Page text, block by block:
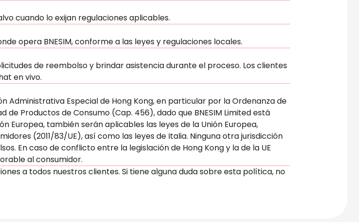
cuando lo exijan regulaciones aplicables.
opera BNESIM, conforme a las leyes y regulaciones locales.
de reembolso y brindar asistencia durante el proceso. Los clientes
en vivo.
Administrativa Especial de Hong Kong, en particular por la Ordenanza de
Productos de Consumo (Cap. 456), dado que BNESIM Limited está
Europea, también serán aplicables las leyes de la Unión Europea,
(2011/83/UE), así como las leyes de Italia. Ninguna otra jurisdicción
En caso de conflicto entre la legislación de Hong Kong y la de la UE
al consumidor.
a todos nuestros clientes. Si tiene alguna duda sobre esta política, no